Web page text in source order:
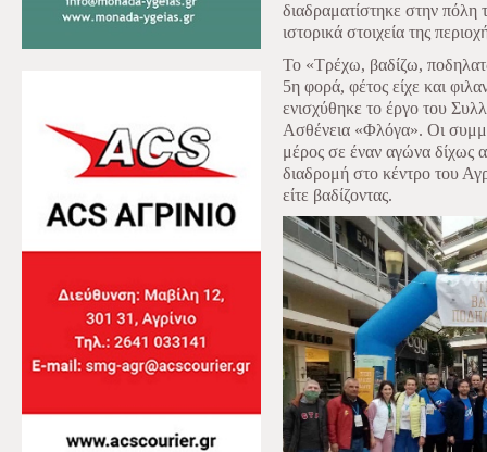
διαδραματίστηκε στην πόλη
ιστορικά στοιχεία της
Το «Τρέχω, βαδίζω,
5η φορά, φέτος είχε και
ενισχύθηκε το έργο του
Ασθένεια «Φλόγα». Οι
μέρος σε έναν αγώνα δίχως
διαδρομή στο κέντρο του
είτε βαδίζοντας.